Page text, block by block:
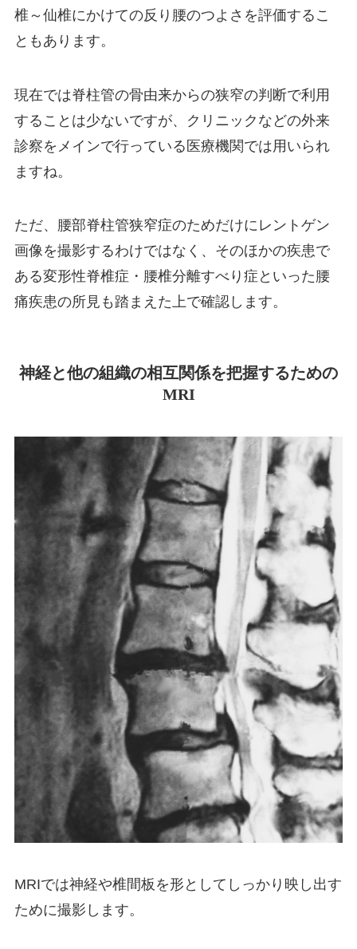
椎～仙椎にかけての反り腰のつよさを評価するこ
ともあります。
現在では脊柱管の骨由来からの狭窄の判断で利用
することは少ないですが、クリニックなどの外来
診察をメインで行っている医療機関では用いられ
ますね。
ただ、腰部脊柱管狭窄症のためだけにレントゲン
画像を撮影するわけではなく、そのほかの疾患で
ある変形性脊椎症・腰椎分離すべり症といった腰
痛疾患の所見も踏まえた上で確認します。
神経と他の組織の相互関係を把握するための
MRI
MRIでは神経や椎間板を形としてしっかり映し出す
ために撮影します。